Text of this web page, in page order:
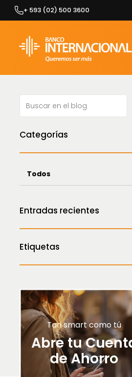
Skip
+ 593 (02) 500 3600
Categorías
Todos
Entradas recientes
Etiquetas
Tan smart como tú
Abre tu
de Ahorro